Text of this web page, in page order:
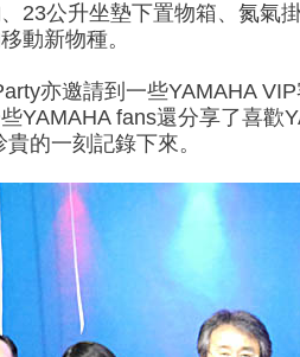
23公升坐墊下置物箱、氮氣
動新物種。
亦邀請到一些YAMAHA
YAMAHA fans還分享了喜歡
貴的一刻記錄下來。